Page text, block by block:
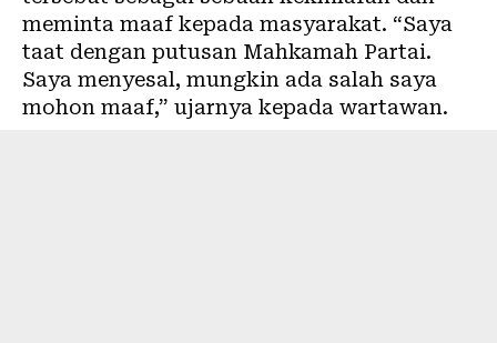
meminta maaf kepada masyarakat. “Saya
taat dengan putusan Mahkamah Partai.
Saya menyesal, mungkin ada salah saya
mohon maaf,” ujarnya kepada wartawan.